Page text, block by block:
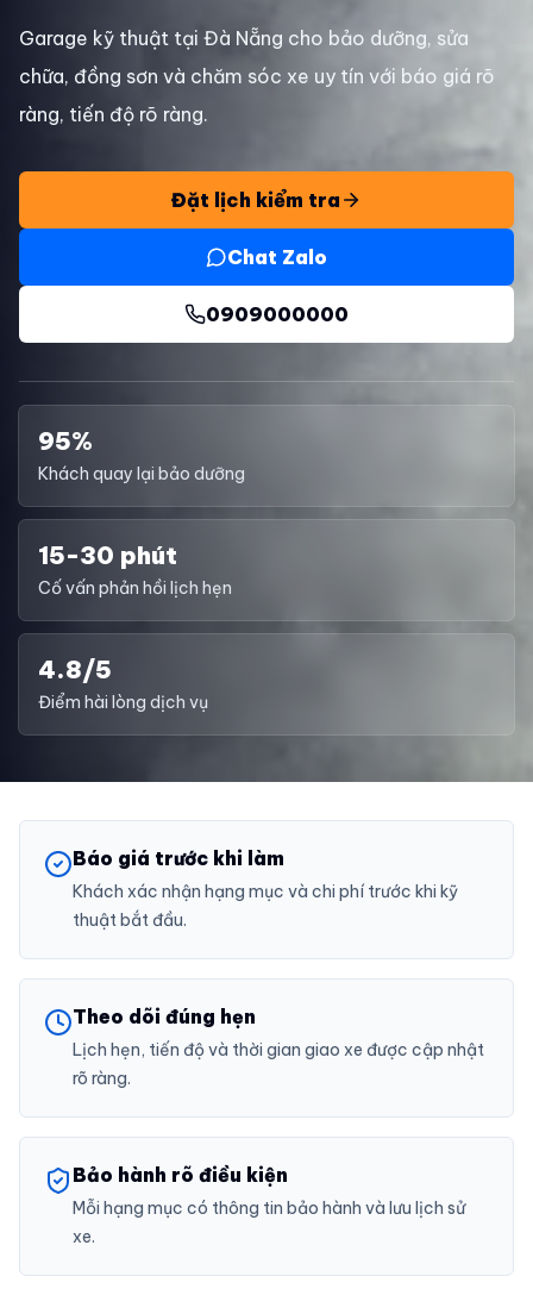
Garage kỹ thuật tại Đà Nẵng cho bảo dưỡng, sửa
chữa, đồng sơn và chăm sóc xe uy tín với báo giá rõ
ràng, tiến độ rõ ràng.
Đặt lịch kiểm tra
Chat Zalo
0909000000
95%
Khách quay lại bảo dưỡng
15-30 phút
Cố vấn phản hồi lịch hẹn
4.8/5
Điểm hài lòng dịch vụ
Báo giá trước khi làm
Khách xác nhận hạng mục và chi phí trước khi kỹ
thuật bắt đầu.
Theo dõi đúng hẹn
Lịch hẹn, tiến độ và thời gian giao xe được cập nhật
rõ ràng.
Bảo hành rõ điều kiện
Mỗi hạng mục có thông tin bảo hành và lưu lịch sử
xe.